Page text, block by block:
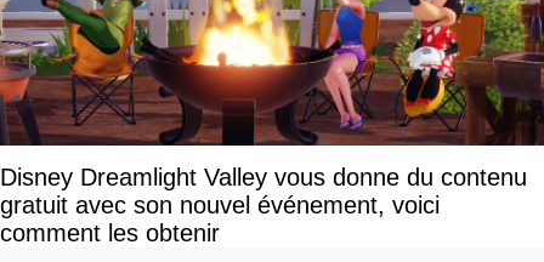
Disney Dreamlight Valley vous donne du contenu
gratuit avec son nouvel événement, voici
comment les obtenir